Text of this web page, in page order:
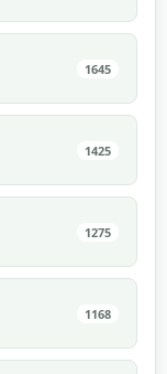
1645
1425
1275
1168